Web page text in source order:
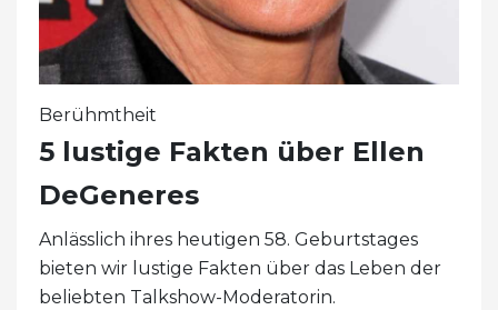
Berühmtheit
5 lustige Fakten über Ellen
DeGeneres
Anlässlich ihres heutigen 58. Geburtstages
bieten wir lustige Fakten über das Leben der
beliebten Talkshow-Moderatorin.